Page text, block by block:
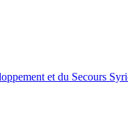
et du Secours